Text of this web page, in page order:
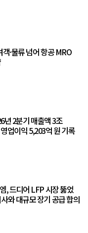
·물류 넘어 항공 MRO
년 2분기 매출액 3조
업이익 5,203억 원 기록
, 드디어 LFP 시장 뚫었
와 대규모 장기 공급 합의